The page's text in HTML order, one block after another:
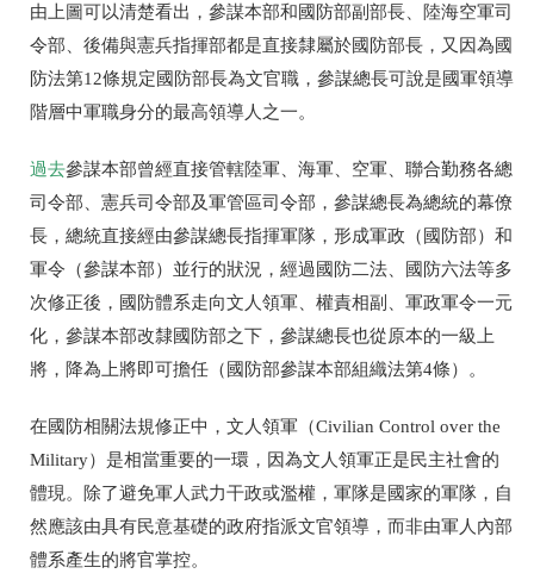
由上圖可以清楚看出，參謀本部和國防部副部長、陸海空軍司
令部、後備與憲兵指揮部都是直接隸屬於國防部長，又因為國
防法第12條規定國防部長為文官職，參謀總長可說是國軍領導
階層中軍職身分的最高領導人之一。
過去參謀本部曾經直接管轄陸軍、海軍、空軍、聯合勤務各總
司令部、憲兵司令部及軍管區司令部，參謀總長為總統的幕僚
長，總統直接經由參謀總長指揮軍隊，形成軍政（國防部）和
軍令（參謀本部）並行的狀況，經過國防二法、國防六法等多
次修正後，國防體系走向文人領軍、權責相副、軍政軍令一元
化，參謀本部改隸國防部之下，參謀總長也從原本的一級上
將，降為上將即可擔任（國防部參謀本部組織法第4條）。
在國防相關法規修正中，文人領軍（Civilian Control over the
Military）是相當重要的一環，因為文人領軍正是民主社會的
體現。除了避免軍人武力干政或濫權，軍隊是國家的軍隊，自
然應該由具有民意基礎的政府指派文官領導，而非由軍人內部
體系產生的將官掌控。